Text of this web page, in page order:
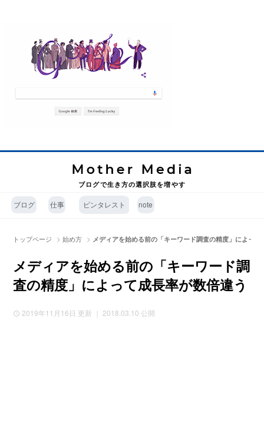
ブログで生き方の選択肢を増やす
ブログ 仕事 ピンタレスト note
トップページ >始め方 > メディアを始める前の「キーワード調査の精度」によって
メディアを始める前の「キーワード調
査の精度」によって成長率が数倍違う
2019年11月16日 更新 ｜ 2018.03.10 公開